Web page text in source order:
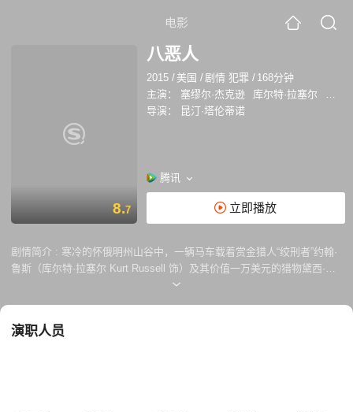
电影
8.7
八恶人
2015 / 美国 /剧情 犯罪 / 168分钟
主演：
塞缪尔·杰克逊 库尔特·拉塞尔
詹妮
导演：
昆汀·塔伦蒂诺
腾讯
立即播放
剧情简介 : 寒冷的怀俄明州山谷中，一辆马车载着赏金猎人“绞刑者”约翰·
鲁斯（库尔特·拉塞尔 Kurt Russell 饰）及其价值一万美元的猎物黛西·多
摩格（詹妮弗·杰森·李 Jennifer Jason Leigh 饰）踏雪而行。途中，黑人
车，红石镇是他们共同的目标。由于风雪太大，马车停在了米妮男装店，
演职人员